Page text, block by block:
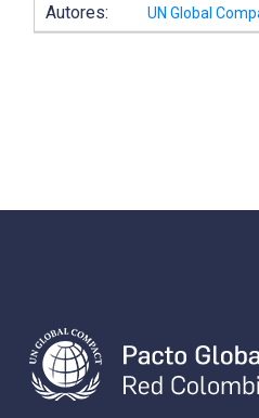
Autores: UN Global